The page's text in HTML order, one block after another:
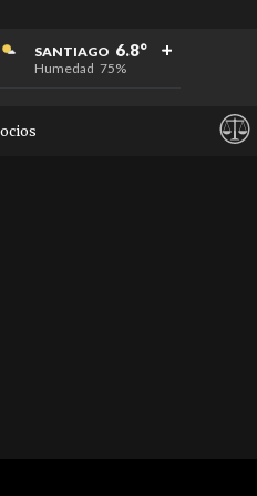
SANTIAGO 6.8°
Humedad 75%
+
+
+